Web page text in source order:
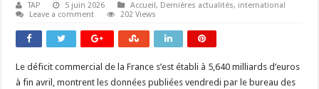
TAP 5 juin 2026 Accueil, Dernières actualités, international
Leave a comment
202 Views
Le déficit commercial de la France s’est établi à 5,640 milliards d’euros
à fin avril, montrent les données publiées vendredi par le bureau des